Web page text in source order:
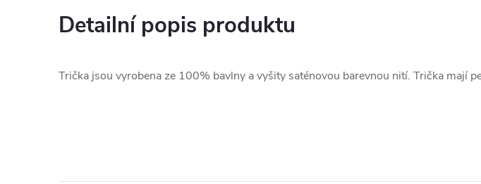
Detailní popis produktu
Trička jsou vyrobena ze 100% bavlny a vyšity saténovou barevnou nití. Trička mají